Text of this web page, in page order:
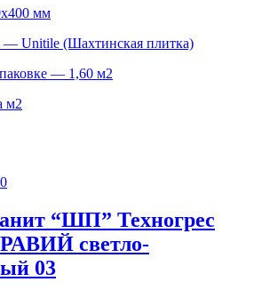
мм
— Unitile (Шахтинская плитка)
— 1,60 м2
м2
“ШП” Техногрес
светло-
03